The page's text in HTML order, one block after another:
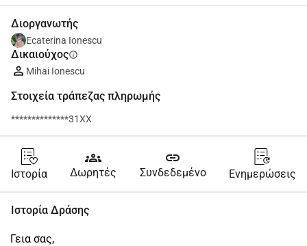
Διοργανωτής
Ecaterina Ionescu
Δικαιούχοςinfo
Mihai Ionescu
Στοιχεία τράπεζας πληρωμής
**************31XX
Ιστορία
groups
Δωρητές
link
Συνδεδεμένο Ενημερώσεις
Ιστορία Δράσης
Γεια σας,